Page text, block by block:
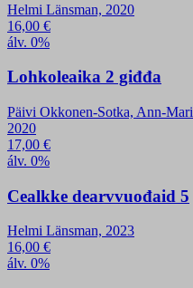
Helmi Länsman, 2020
16,00 €
álv. 0%
Lohkoleaika 2 giđđa
Päivi Okkonen-Sotka, Ann-
2020
17,00 €
álv. 0%
Cealkke dearvvuođaid 5
Helmi Länsman, 2023
16,00 €
álv. 0%